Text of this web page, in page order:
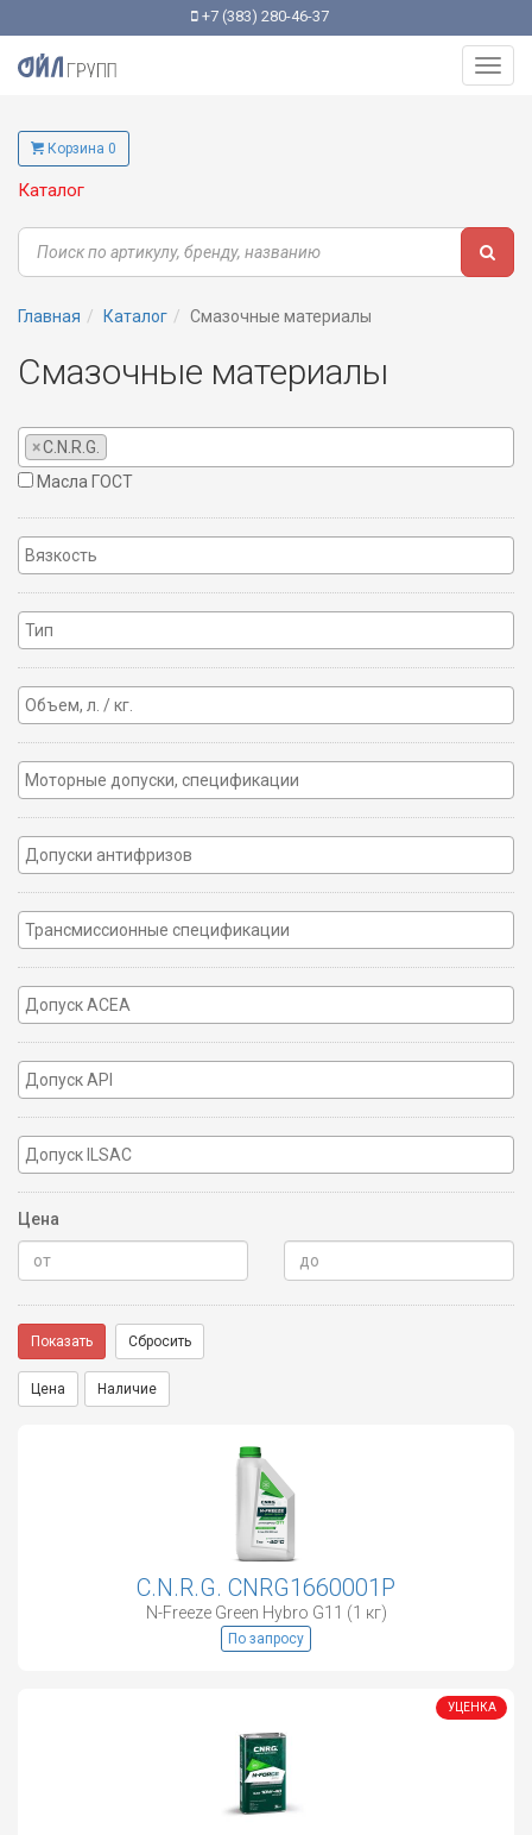
+7 (383) 280-46-37
Корзина 0
Каталог
Главная Каталог Смазочные материалы
Смазочные материалы
×C.N.R.G.
Масла ГОСТ
Цена
Показать Сбросить
Цена Наличие
C.N.R.G. CNRG1660001P
N-Freeze Green Hybro G11 (1 кг)
По запросу
УЦЕНКА